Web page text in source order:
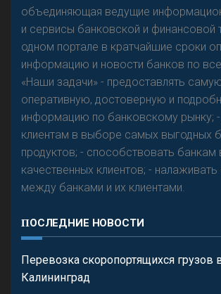
объединяющая ведущие
и сервисы банковской и финансовой
одном портале в кратчайшие сроки
информацию и новости банков по
«Наши задачи» - предоставлять
оперативную, достоверную и
информацию по банковскому рынку;
клиентам в выборе самых выгодных
продуктов; - способствовать банкам
качественных клиентов; -
между банками и их клиентами.
ПОСЛЕДНИЕ НОВОСТИ
Перевозка скоропортящихся грузов
Калининград